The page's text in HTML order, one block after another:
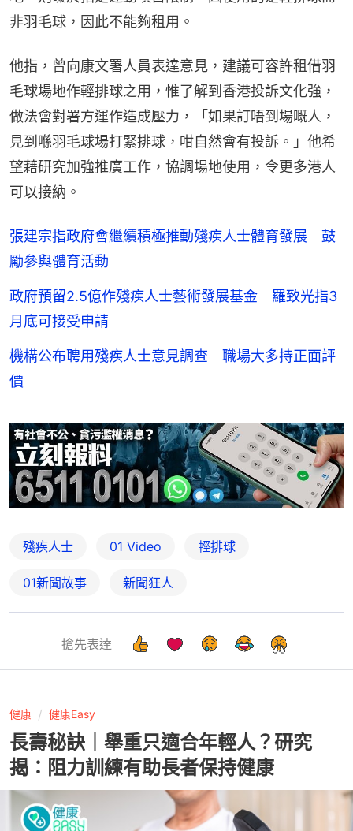
非羽毛球，因此不能夠租用。
他指，曾向康文署人員表達意見，建議可容許租借羽
毛球場地作輕排球之用，惟了解到香港投訴文化強，
做法會對署方運作造成壓力，「如果訂唔到場嘅人，
見到喺羽毛球場打緊排球，咁自然會有投訴。」他希
望藉研究加強推廣工作，協調場地使用，令更多港人
可以接納。
張建宗指政府會繼續積極推動殘疾人士體育發展 鼓
勵參與體育活動
政府預留2.5億作殘疾人士藝術發展基金 羅致光指3
月底可接受申請
機構公布聘用殘疾人士意見調查 職場大多持正面評
價
殘疾人士 01 Video 輕排球
01新聞故事 新聞狂人
搶先表達
健康 健康Easy
長壽秘訣｜舉重只適合年輕人？研究
揭：阻力訓練有助長者保持健康